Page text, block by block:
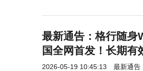
最新通告：格行随身
国全网首发！长期有
2026-05-19 10:45:13
最新通告